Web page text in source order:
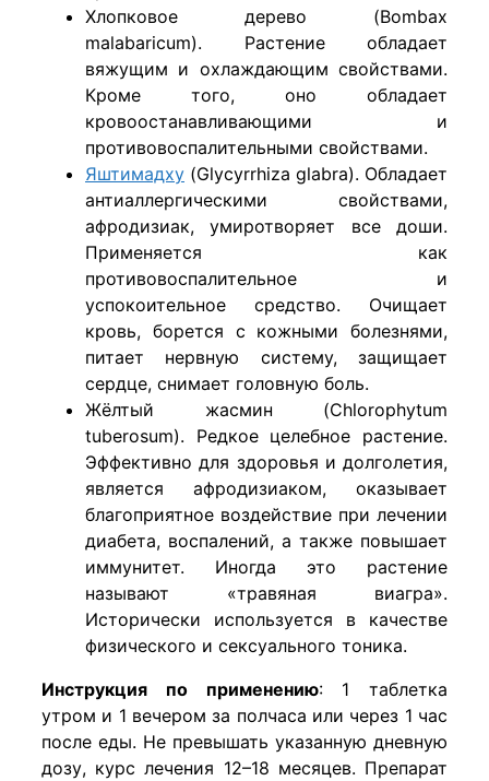
Хлопковое дерево (Bombax
malabaricum). Растение обладает
вяжущим и охлаждающим свойствами.
Кроме того, оно обладает
кровоостанавливающими и
противовоспалительными свойствами.
Яштимадху (Glycyrrhiza glabra). Обладает
антиаллергическими свойствами,
афродизиак, умиротворяет все доши.
Применяется как
противовоспалительное и
успокоительное средство. Очищает
кровь, борется с кожными болезнями,
питает нервную систему, защищает
сердце, снимает головную боль.
Жёлтый жасмин (Chlorophytum
tuberosum). Редкое целебное растение.
Эффективно для здоровья и долголетия,
является афродизиаком, оказывает
благоприятное воздействие при лечении
диабета, воспалений, а также повышает
иммунитет. Иногда это растение
называют «травяная виагра».
Исторически используется в качестве
физического и сексуального тоника.
Инструкция по применению: 1 таблетка
утром и 1 вечером за полчаса или через 1 час
после еды. Не превышать указанную дневную
дозу, курс лечения 12–18 месяцев. Препарат